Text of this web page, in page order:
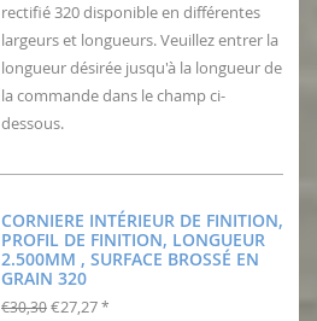
rectifié 320 disponible en différentes
largeurs et longueurs. Veuillez entrer la
longueur désirée jusqu'à la longueur de
la commande dans le champ ci-
dessous.
CORNIERE INTÉRIEUR DE FINITION,
PROFIL DE FINITION, LONGUEUR
2.500MM , SURFACE BROSSÉ EN
GRAIN 320
€30,30 €27,27 *